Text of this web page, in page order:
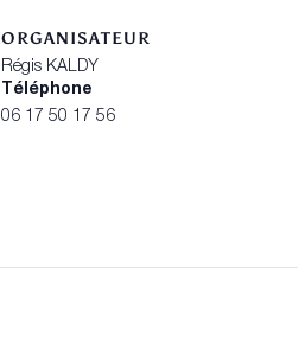
ORGANISATEUR
Régis KALDY
Téléphone
06 17 50 17 56